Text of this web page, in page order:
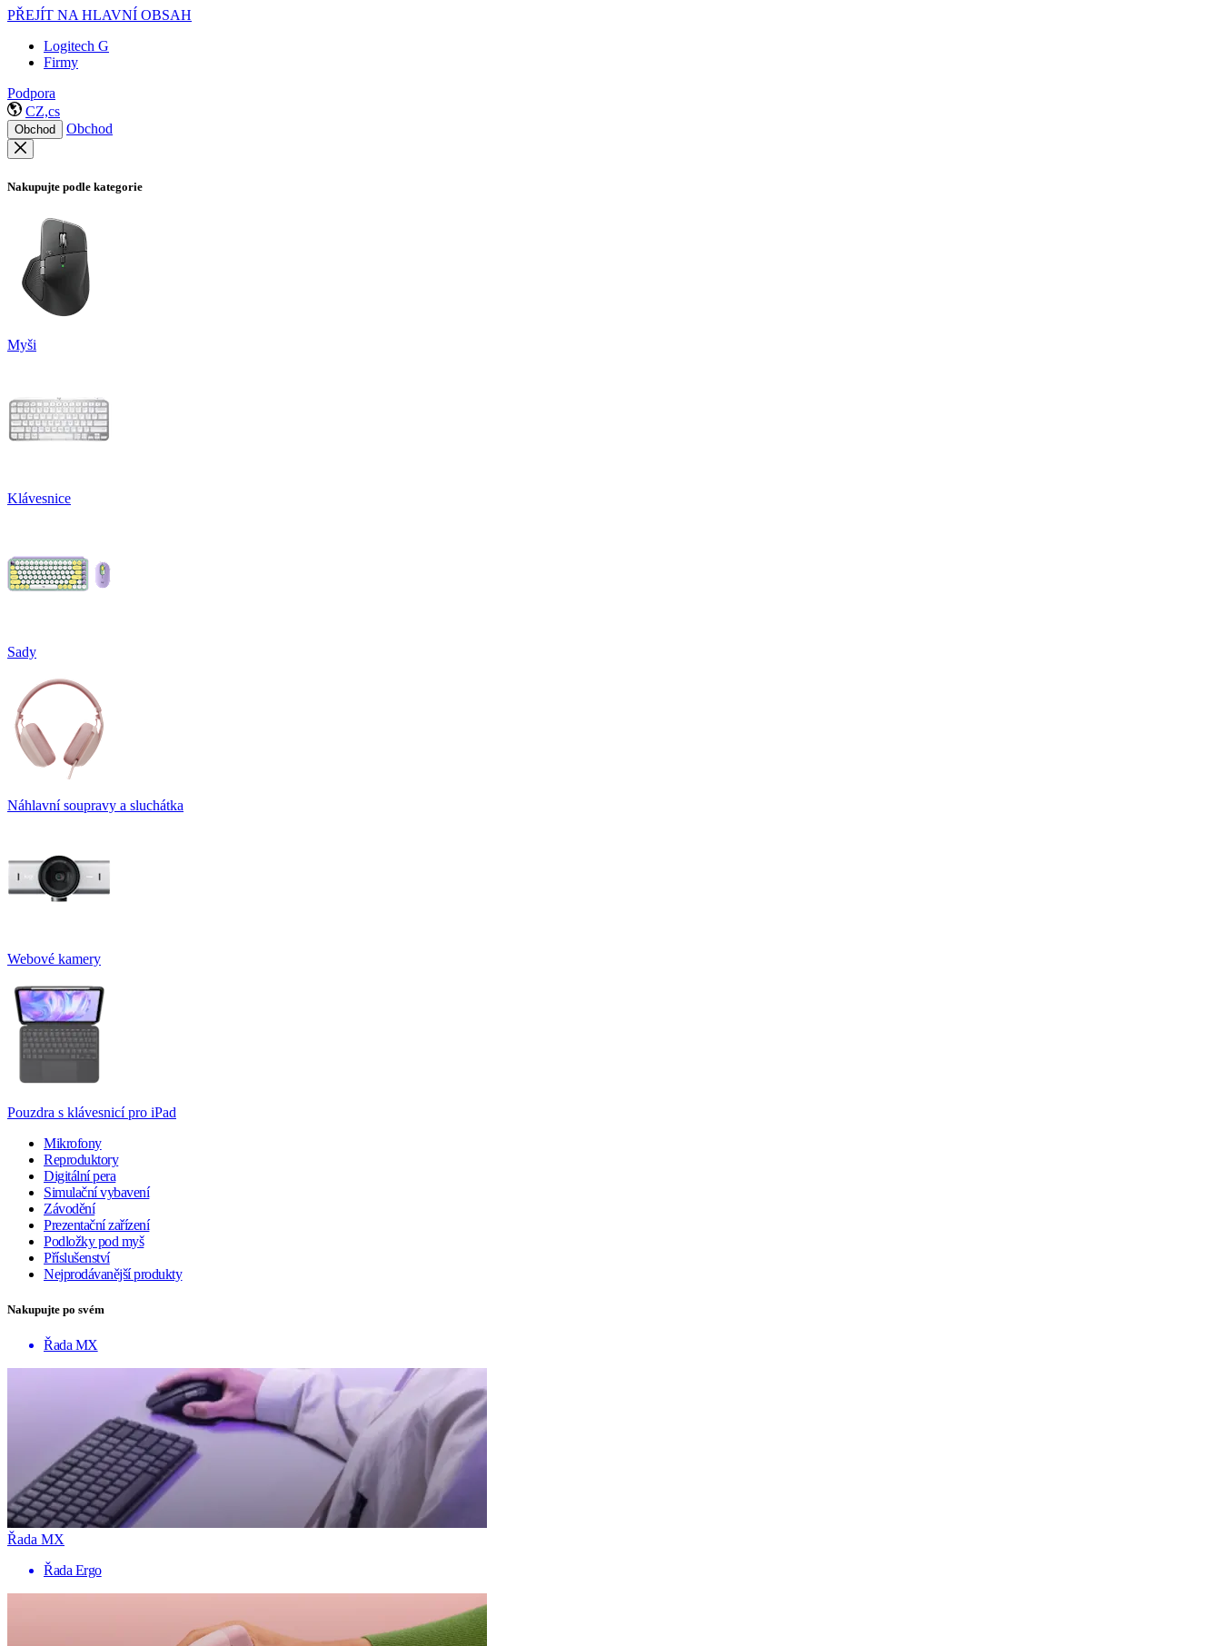
PŘEJÍT NA HLAVNÍ OBSAH
Logitech G
Firmy
Podpora
CZ,cs
Obchod Obchod
Nakupujte podle kategorie
Myši
Klávesnice
Sady
Náhlavní soupravy a sluchátka
Webové kamery
Pouzdra s klávesnicí pro iPad
Mikrofony
Reproduktory
Digitální pera
Simulační vybavení
Závodění
Prezentační zařízení
Podložky pod myš
Příslušenství
Nejprodávanější produkty
Nakupujte po svém
Řada MX
Řada MX
Řada Ergo